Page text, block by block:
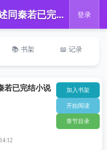
📖 看风景就好周述同秦若已完结小说 登录
📚 书架 📖 记录
若已完结小说 加入书架
开始阅读
章节目录